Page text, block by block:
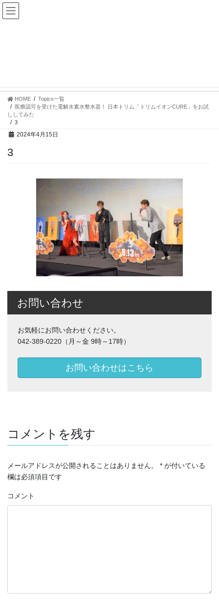
コ
ン
ッ
プ
ナ
ビ
移
動
HOME
Topics一覧
医療認可を受けた電解水素水整水器！ 日本トリム「トリムイオンCURE」をお試
ししてみた
3
2024年4月15日
3
お問い合わせ
お気軽にお問い合わせください。
042-389-0220（月～金 9時～17時）
お問い合わせはこちら
コメントを残す
メールアドレスが公開されることはありません。 * が付いている
欄は必須項目です
コメント